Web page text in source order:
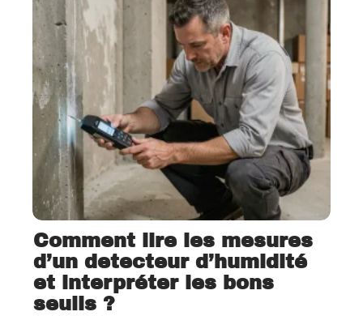
Comment lire les mesures
d’un detecteur d’humidité
et interpréter les bons
seuils ?